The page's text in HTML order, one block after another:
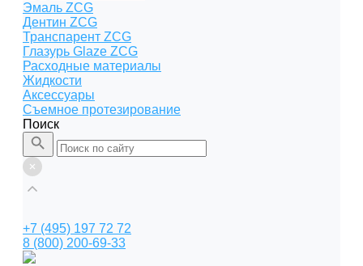
Эмаль ZCG
Дентин ZCG
Транспарент ZCG
Глазурь Glaze ZCG
Расходные материалы
Жидкости
Аксессуары
Съемное протезирование
Поиск
+7 (495) 197 72 72
8 (800) 200-69-33